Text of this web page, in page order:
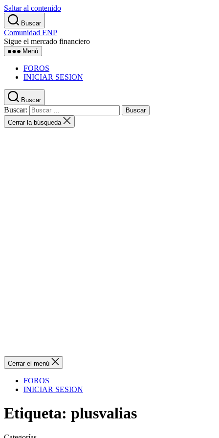
Saltar al contenido
Buscar
Comunidad ENP
Sigue el mercado financiero
Menú
FOROS
INICIAR SESION
Buscar
Buscar:
Cerrar la búsqueda
Cerrar el menú
FOROS
INICIAR SESION
Etiqueta: plusvalias